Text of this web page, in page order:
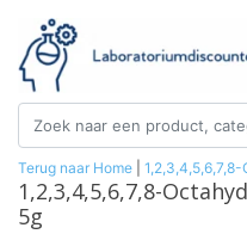
Terug naar Home
1,2,3,4,5,6,7,8-
5g